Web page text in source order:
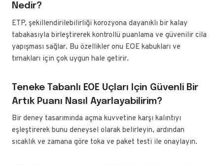
Nedir?
ETP, şekillendirilebilirliği korozyona dayanıklı bir kalay
tabakasıyla birleştirerek kontrollü puanlama ve güvenilir cila
yapışması sağlar. Bu özellikler onu EOE kabukları ve
tırnakları için çok uygun hale getirir.
Teneke Tabanlı EOE Uçları Için Güvenli Bir
Artık Puanı Nasıl Ayarlayabilirim?
Bir deney tasarımında açma kuvvetine karşı kalıntıyı
eşleştirerek bunu deneysel olarak belirleyin, ardından
sıcaklık ve zamana göre toka ve paket testi ile onaylayın.